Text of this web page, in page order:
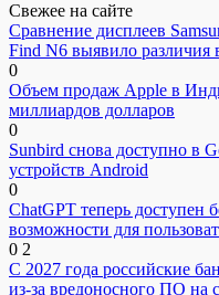
Свежее на сайте
Сравнение дисплеев
Find N6 выявило различия
0
Объем продаж Apple в
миллиардов долларов
0
Sunbird снова доступно в
устройств Android
0
ChatGPT теперь доступен
возможности для
0 2
С 2027 года российские
из-за вредоносного ПО на